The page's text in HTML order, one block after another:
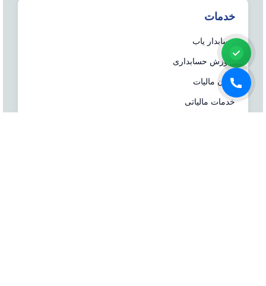
خدمات
حسابدار یاب
آموزش حسابداری
ایران مالیات
خدمات مالیاتی